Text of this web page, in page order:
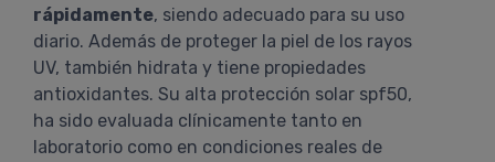
rápidamente, siendo adecuado para su uso
diario. Además de proteger la piel de los rayos
UV, también hidrata y tiene propiedades
antioxidantes. Su alta protección solar spf50,
ha sido evaluada clínicamente tanto en
laboratorio como en condiciones reales de